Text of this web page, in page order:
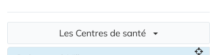
Les Centres de santé